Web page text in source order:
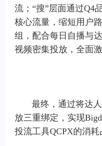
流；“搜”层面通过Q4
核心流量，缩短用户
组，配合每日自播与
视频密集投放，全面激
最终，通过将达人
放三重绑定，实现
投流工具QCPX的消耗